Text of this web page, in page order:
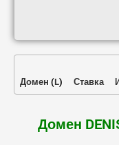
Домен (L) Ставка
Домен